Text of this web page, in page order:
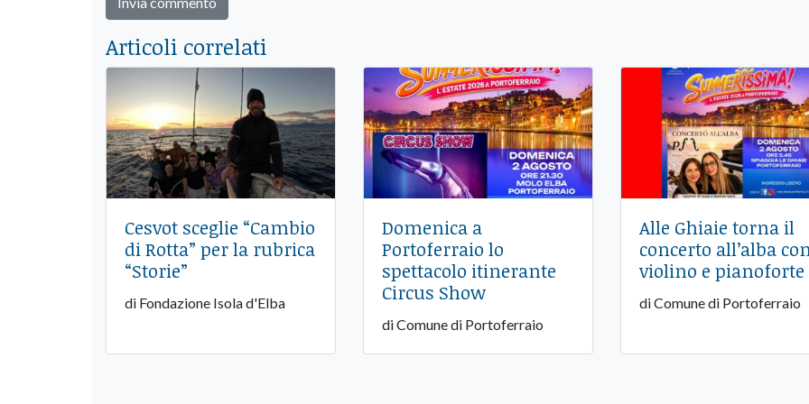
Articoli correlati
Cesvot sceglie “Cambio
di Rotta” per la rubrica
“Storie”
di Fondazione Isola d'Elba
Domenica a
Portoferraio lo
spettacolo itinerante
Circus Show
di Comune di Portoferraio
Alle Ghiaie torna il
concerto all’alba
violino e pianoforte
di Comune di Portoferraio